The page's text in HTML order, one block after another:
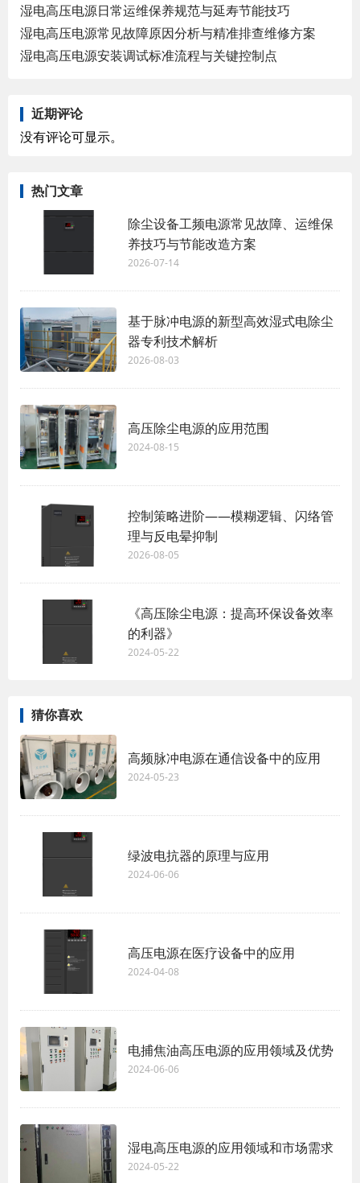
湿电高压电源日常运维保养规范与延寿节能技巧
湿电高压电源常见故障原因分析与精准排查维修方案
湿电高压电源安装调试标准流程与关键控制点
近期评论
没有评论可显示。
热门文章
除尘设备工频电源常见故障、运维保
养技巧与节能改造方案
2026-07-14
基于脉冲电源的新型高效湿式电除尘
器专利技术解析
2026-08-03
高压除尘电源的应用范围
2024-08-15
控制策略进阶——模糊逻辑、闪络管
理与反电晕抑制
2026-08-05
《高压除尘电源：提高环保设备效率
的利器》
2024-05-22
猜你喜欢
高频脉冲电源在通信设备中的应用
2024-05-23
绿波电抗器的原理与应用
2024-06-06
高压电源在医疗设备中的应用
2024-04-08
电捕焦油高压电源的应用领域及优势
2024-06-06
湿电高压电源的应用领域和市场需求
2024-05-22